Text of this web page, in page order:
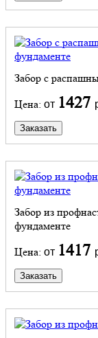
Забор с
Цена: от 1427
Заказать
Забор из
фундаменте
Цена: от 1417
Заказать